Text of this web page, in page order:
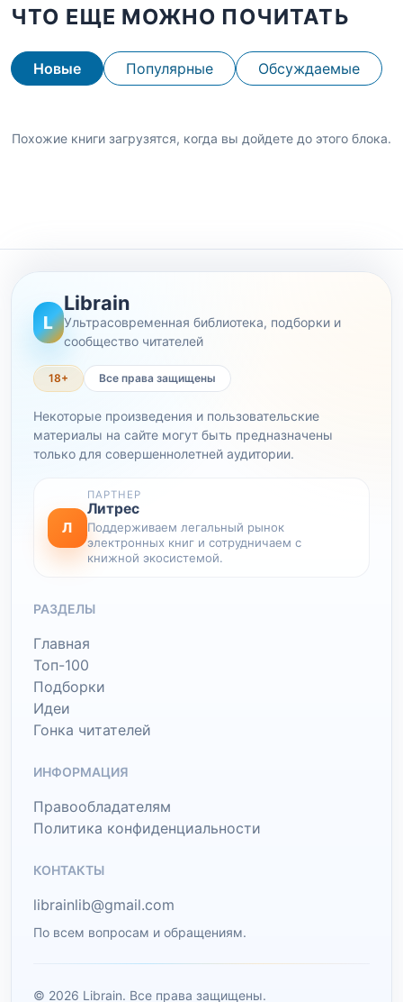
ЧТО ЕЩЕ МОЖНО ПОЧИТАТЬ
Новые Популярные Обсуждаемые
Похожие книги загрузятся, когда вы дойдете до этого блока.
L
Librain
Ультрасовременная библиотека, подборки и
сообщество читателей
18+ Все права защищены
Некоторые произведения и пользовательские
материалы на сайте могут быть предназначены
только для совершеннолетней аудитории.
Л
ПАРТНЕР
Литрес
Поддерживаем легальный рынок
электронных книг и сотрудничаем с
книжной экосистемой.
РАЗДЕЛЫ
Главная
Топ-100
Подборки
Идеи
Гонка читателей
ИНФОРМАЦИЯ
Правообладателям
Политика конфиденциальности
КОНТАКТЫ
librainlib@gmail.com
По всем вопросам и обращениям.
© 2026 Librain. Все права защищены.